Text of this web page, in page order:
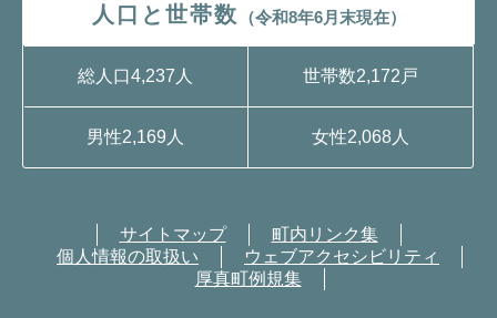
人口と世帯数 （令和8年6月末現在）
総人口4,237人 世帯数2,172戸
男性2,169人 女性2,068人
サイトマップ
町内リンク集
個人情報の取扱い
ウェブアクセシビリティ
厚真町例規集